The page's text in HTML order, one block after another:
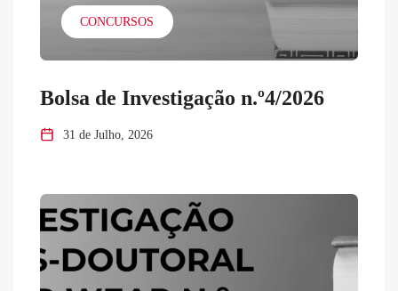
CONCURSOS
Bolsa de Investigação n.º4/2026
31 de Julho, 2026